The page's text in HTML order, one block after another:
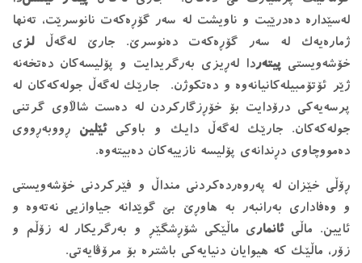
لەسێدارە دەدرێیت و ناویشت لە سەر گۆڕەکەت نانوسرێت، تەنها
ژمارەیەک لە سەر گۆڕەکەت دەنوسرێ. جارێ لەگەڵلزی
خۆشەویستیپیتەردا لەڕیزی بەرگریدایت و پۆلیسەکان دەتخەنە
ژێر ئۆتۆمبیلەکانیانەوە و دەتکوژن. جارێک لەگەڵ جولەکەکان لە
پرسەیەکی درۆدایت بۆ خۆڕزگارکردن لە دەست شاڵاوی گرتنی
جولەکەکان. جارێک لەگەڵ دایک و باوکیئێلین ڕووبەڕووی
دەمووچاوی دڕندانەی پۆلیسە نازییەکان دەبیتەوە.
ڕۆڵی خێزان لە پەروەردەکردنی منداڵ و فێرکردنی خۆشەویستی
و وەفاداری بەرانبەر بە هاوڕێ بێ گوێدانە جیاوازیی نەتەوە و
ئایین. ماڵیئانماری ماڵێکی شۆڕشگێڕ و بەرگریکار لە زۆڵم و
زۆر، ماڵێک کە هیوایان دنیایەکی باشترە بۆ مرۆڤایەتی.